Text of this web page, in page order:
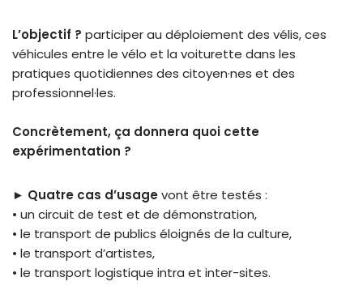
L’objectif ? participer au déploiement des vélis, ces
véhicules entre le vélo et la voiturette dans les
pratiques quotidiennes des citoyen·nes et des
professionnel·les.
Concrètement, ça donnera quoi cette
expérimentation ?
► Quatre cas d’usagevont être testés :
• un circuit de test et de démonstration,
• le transport de publics éloignés de la culture,
• le transport d’artistes,
• le transport logistique intra et inter-sites.